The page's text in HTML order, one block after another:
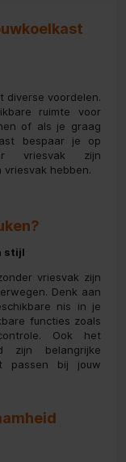
diverse voordelen.
ruimte voor
of als je graag
bespaar je op
vriesvak zijn
vriesvak hebben.
stijl
vriesvak zijn
Denk aan
nis in je
functies zoals
Ook het
zijn belangrijke
passen bij jouw